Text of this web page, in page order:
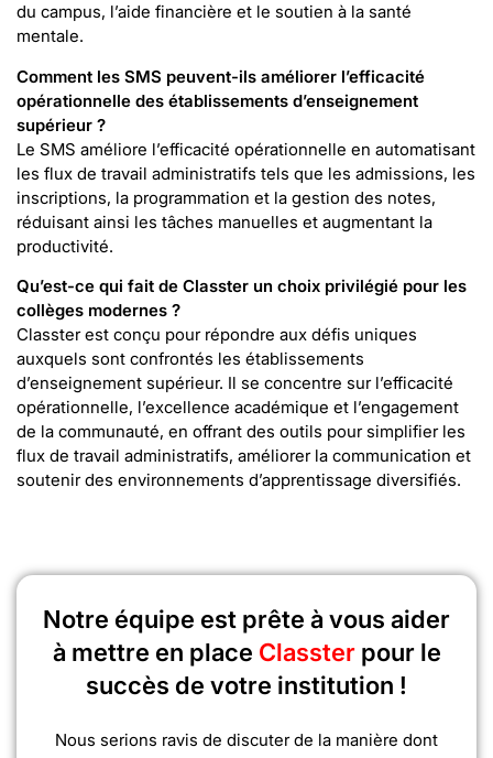
du campus, l’aide financière et le soutien à la santé
mentale.
Comment les SMS peuvent-ils améliorer l’efficacité
opérationnelle des établissements d’enseignement
supérieur ?
Le SMS améliore l’efficacité opérationnelle en automatisant
les flux de travail administratifs tels que les admissions, les
inscriptions, la programmation et la gestion des notes,
réduisant ainsi les tâches manuelles et augmentant la
productivité.
Qu’est-ce qui fait de Classter un choix privilégié pour les
collèges modernes ?
Classter est conçu pour répondre aux défis uniques
auxquels sont confrontés les établissements
d’enseignement supérieur. Il se concentre sur l’efficacité
opérationnelle, l’excellence académique et l’engagement
de la communauté, en offrant des outils pour simplifier les
flux de travail administratifs, améliorer la communication et
soutenir des environnements d’apprentissage diversifiés.
Notre équipe est prête à vous aider
à mettre en place Classter pour le
succès de votre institution !
Nous serions ravis de discuter de la manière dont